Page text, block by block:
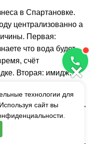
в Спартановке.
централизованно а
Первая:
что вода будет
счёт
Вторая: имидж.
партнёры а в
без этикетки - это
"Кристальная"
артезианская
другое. Третья:
×
технологии для
сайт вы